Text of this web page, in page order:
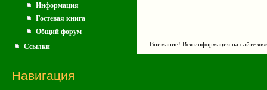
Информация
Гостевая книга
Общий форум
Ссылки
Навигация
Внимание! Вся информация на сайте